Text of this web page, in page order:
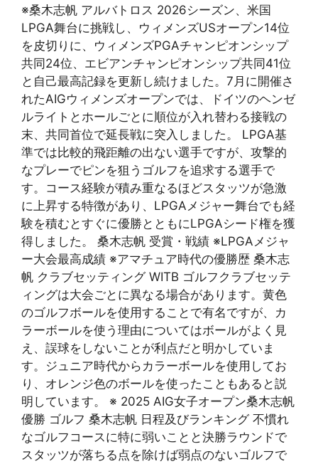
※桑木志帆 アルバトロス 2026シーズン、米国
LPGA舞台に挑戦し、ウィメンズUSオープン14位
を皮切りに、ウィメンズPGAチャンピオンシップ
共同24位、エビアンチャンピオンシップ共同41位
と自己最高記録を更新し続けました。7月に開催さ
れたAIGウィメンズオープンでは、ドイツのヘンゼ
ルライトとホールごとに順位が入れ替わる接戦の
末、共同首位で延長戦に突入しました。 LPGA基
準では比較的飛距離の出ない選手ですが、攻撃的
なプレーでピンを狙うゴルフを追求する選手で
す。コース経験が積み重なるほどスタッツが急激
に上昇する特徴があり、LPGAメジャー舞台でも経
験を積むとすぐに優勝とともにLPGAシード権を獲
得しました。 桑木志帆 受賞・戦績 ※LPGAメジャ
ー大会最高成績 ※アマチュア時代の優勝歴 桑木志
帆 クラブセッティング WITB ゴルフクラブセッテ
ィングは大会ごとに異なる場合があります。黄色
のゴルフボールを使用することで有名ですが、カ
ラーボールを使う理由についてはボールがよく見
え、誤球をしないことが利点だと明かしていま
す。ジュニア時代からカラーボールを使用してお
り、オレンジ色のボールを使ったこともあると説
明しています。 ※ 2025 AIG女子オープン桑木志帆
優勝 ゴルフ 桑木志帆 日程及びランキング 不慣れ
なゴルフコースに特に弱いことと決勝ラウンドで
スタッツが落ちる点を除けば弱点のないゴルフで